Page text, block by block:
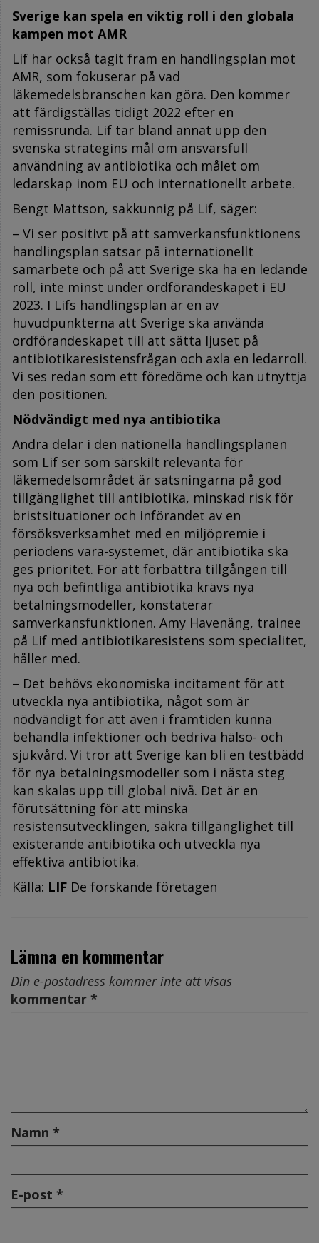
Sverige kan spela en viktig roll i den globala
kampen mot AMR
Lif har också tagit fram en handlingsplan mot
AMR, som fokuserar på vad
läkemedelsbranschen kan göra. Den kommer
att färdigställas tidigt 2022 efter en
remissrunda. Lif tar bland annat upp den
svenska strategins mål om ansvarsfull
användning av antibiotika och målet om
ledarskap inom EU och internationellt arbete.
Bengt Mattson, sakkunnig på Lif, säger:
– Vi ser positivt på att samverkansfunktionens
handlingsplan satsar på internationellt
samarbete och på att Sverige ska ha en ledande
roll, inte minst under ordförandeskapet i EU
2023. I Lifs handlingsplan är en av
huvudpunkterna att Sverige ska använda
ordförandeskapet till att sätta ljuset på
antibiotikaresistensfrågan och axla en ledarroll.
Vi ses redan som ett föredöme och kan utnyttja
den positionen.
Nödvändigt med nya antibiotika
Andra delar i den nationella handlingsplanen
som Lif ser som särskilt relevanta för
läkemedelsområdet är satsningarna på god
tillgänglighet till antibiotika, minskad risk för
bristsituationer och införandet av en
försöksverksamhet med en miljöpremie i
periodens vara-systemet, där antibiotika ska
ges prioritet. För att förbättra tillgången till
nya och befintliga antibiotika krävs nya
betalningsmodeller, konstaterar
samverkansfunktionen. Amy Havenäng, trainee
på Lif med antibiotikaresistens som specialitet,
håller med.
– Det behövs ekonomiska incitament för att
utveckla nya antibiotika, något som är
nödvändigt för att även i framtiden kunna
behandla infektioner och bedriva hälso- och
sjukvård. Vi tror att Sverige kan bli en testbädd
för nya betalningsmodeller som i nästa steg
kan skalas upp till global nivå. Det är en
förutsättning för att minska
resistensutvecklingen, säkra tillgänglighet till
existerande antibiotika och utveckla nya
effektiva antibiotika.
Källa: LIF De forskande företagen
Lämna en kommentar
Din e-postadress kommer inte att visas
kommentar *
Namn *
E-post *